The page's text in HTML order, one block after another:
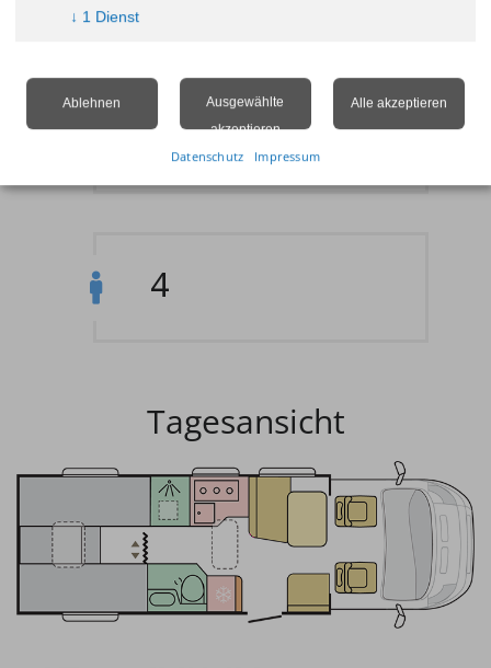
2.91 m
4
Tagesansicht
↓ 1 Dienst
Ablehnen
Ausgewählte
akzeptieren
Alle akzeptieren
Datenschutz Impressum